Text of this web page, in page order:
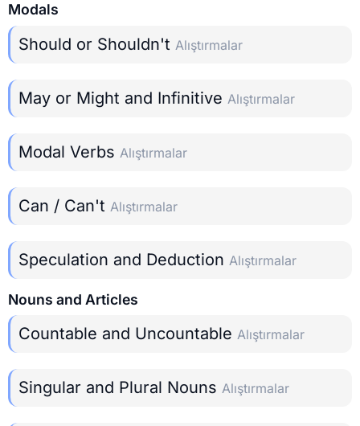
Modals
Should or Shouldn't Alıştırmalar
May or Might and Infinitive Alıştırmalar
Modal Verbs Alıştırmalar
Can / Can't Alıştırmalar
Speculation and Deduction Alıştırmalar
Nouns and Articles
Countable and Uncountable Alıştırmalar
Singular and Plural Nouns Alıştırmalar